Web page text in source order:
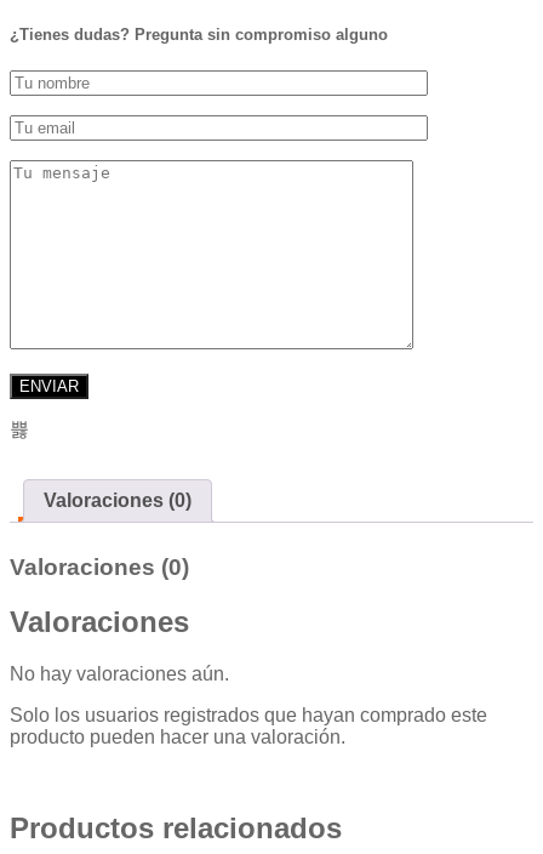
¿Tienes dudas? Pregunta sin compromiso alguno
Valoraciones (0)
Valoraciones (0)
Valoraciones
No hay valoraciones aún.
Solo los usuarios registrados que hayan comprado este
producto pueden hacer una valoración.
Productos relacionados